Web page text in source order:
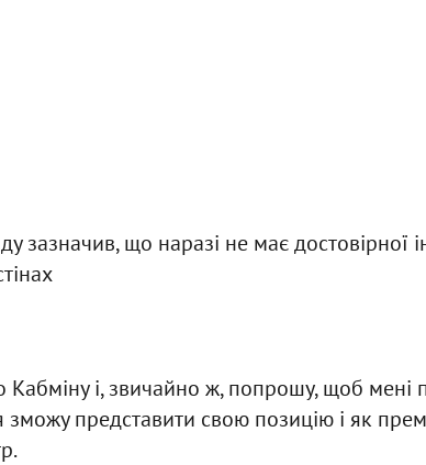
зазначив, що наразі не має достовірної
Кабміну і, звичайно ж, попрошу, щоб мені
представити свою позицію і як